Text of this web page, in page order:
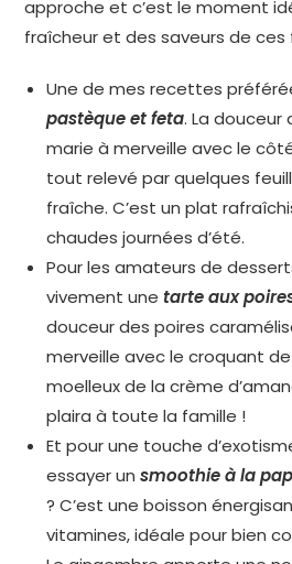
approche et c’est le moment
fraîcheur et des saveurs de ces
Une de mes recettes
pastèque et feta. La
marie à merveille avec le
tout relevé par quelques
fraîche. C’est un plat
chaudes journées d’été.
Pour les amateurs de
vivement unetarte aux
douceur des poires
merveille avec le croquant
moelleux de la crème
plaira à toute la famille !
Et pour une touche
essayer unsmoothie à la
? C’est une boisson
vitamines, idéale pour bien